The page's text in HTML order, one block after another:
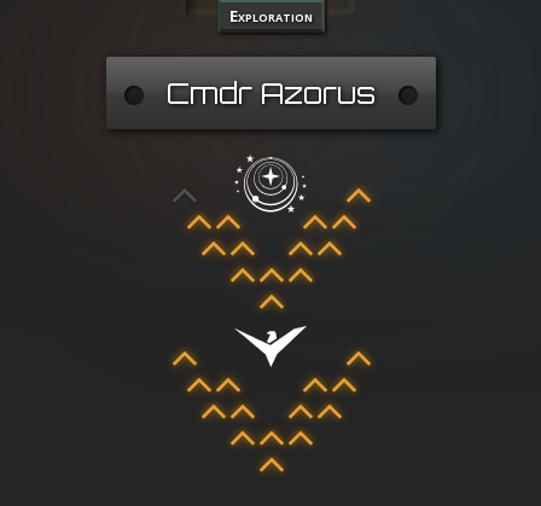
Exploration
Cmdr Azorus